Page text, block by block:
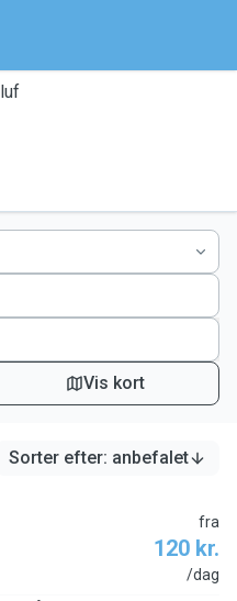
Vis kort
Sorter efter: anbefalet
fra
120 kr.
/dag